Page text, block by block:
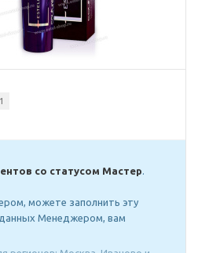
со статусом Мастер.
можете заполнить эту
данных Менеджером, вам